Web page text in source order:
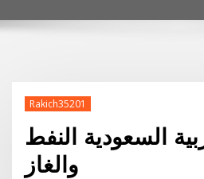
Rakich35201
السعودية النفط
والغاز